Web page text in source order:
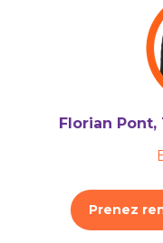
Florian Pont,
Prenez